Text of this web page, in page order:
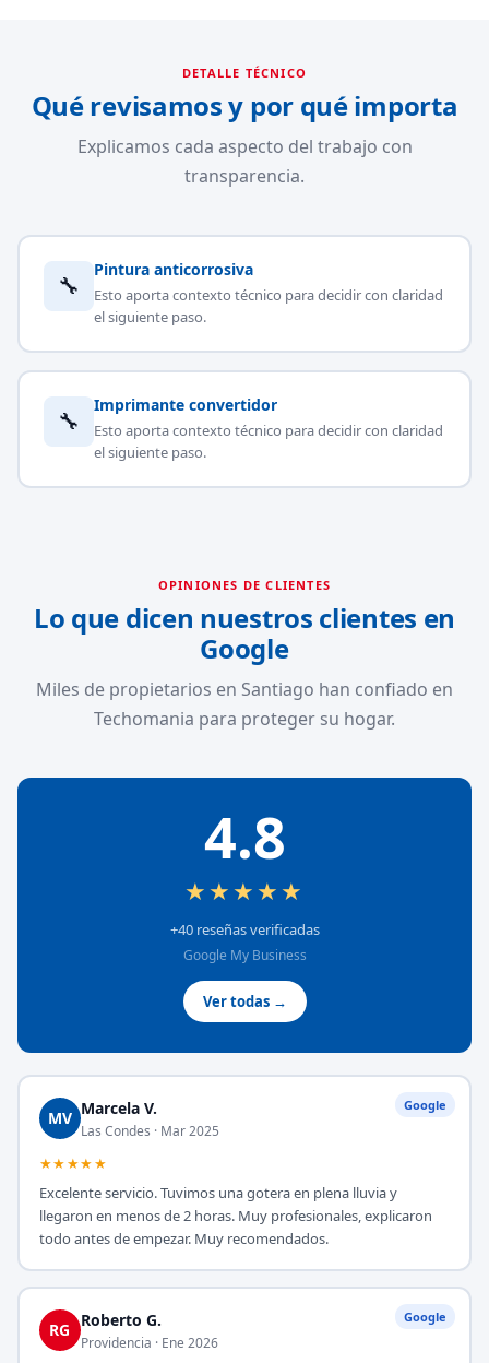
DETALLE TÉCNICO
Qué revisamos y por qué importa
Explicamos cada aspecto del trabajo con
transparencia.
🔧
Pintura anticorrosiva
Esto aporta contexto técnico para decidir con claridad
el siguiente paso.
🔧
Imprimante convertidor
Esto aporta contexto técnico para decidir con claridad
el siguiente paso.
OPINIONES DE CLIENTES
Lo que dicen nuestros clientes en
Google
Miles de propietarios en Santiago han confiado en
Techomania para proteger su hogar.
4.8
★★★★★
+40 reseñas verificadas
Google My Business
Ver todas →
Google
MV Marcela V.
Las Condes · Mar 2025
★★★★★
Excelente servicio. Tuvimos una gotera en plena lluvia y
llegaron en menos de 2 horas. Muy profesionales, explicaron
todo antes de empezar. Muy recomendados.
Google
RG Roberto G.
Providencia · Ene 2026